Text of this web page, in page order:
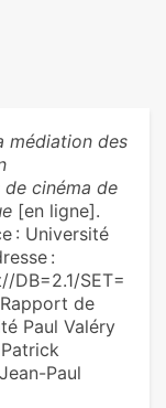
médiation des
de cinéma de
[en ligne].
: Université
:
DB=2.1/SET=
de
Paul Valéry
Paul